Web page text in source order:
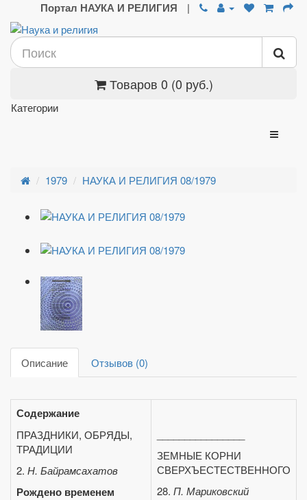
Портал НАУКА И РЕЛИГИЯ |
Товаров 0 (0 руб.)
Категории
1979 НАУКА И РЕЛИГИЯ 08/1979
Описание Отзывов (0)
Содержание
ПРАЗДНИКИ, ОБРЯДЫ,
ТРАДИЦИИ
2. Н. Байрамсахатов
Рождено временем
ЗЕМНЫЕ КОРНИ
СВЕРХЪЕСТЕСТВЕННОГО
28. П. Мариковский